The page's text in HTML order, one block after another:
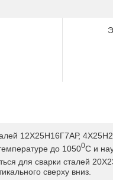
12Х25Н16Г7АР,
до 10500С и
для сварки сталей
сверху вниз.